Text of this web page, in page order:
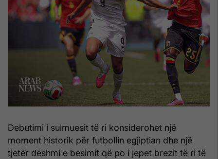
Debutimi i sulmuesit të ri konsiderohet një
moment historik për futbollin egjiptian dhe një
tjetër dëshmi e besimit që po i jepet brezit të ri të